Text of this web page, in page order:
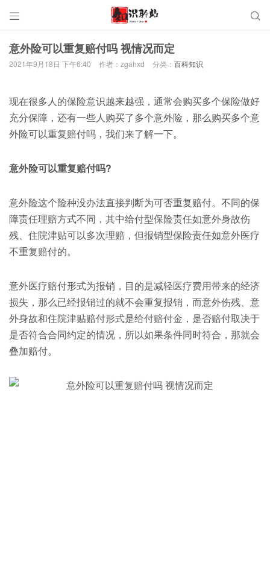
 
意外险可以重复赔付吗 视情况而定
2021年9月18日 下午6:40 作者：zgahxd 分类： 百科知识
现在很多人的保险意识越来越强，通常会购买多个保险做好
充分保障，还有一些人购买了多个意外险，那么购买多个意
外险可以重复赔付吗，我们来了解一下。
意外险可以重复赔付吗?
意外险这个险种没办法直接判断为可否重复赔付。不同的保
障责任理赔方式不同，其中给付型保险责任如意外身故伤
残、住院津贴可以多次理赔，但报销型保险责任如意外医疗
不重复赔付的。
意外医疗赔付形式为报销，目的是减轻医疗费用带来的经济
损失，那么已经报销过的就不会重复报销，而意外伤残、意
外身故和住院津贴赔付形式是给付赔付金，是否赔付取决于
是否符合合同约定的情况，所以如果条件同时符合，那就会
叠加赔付。